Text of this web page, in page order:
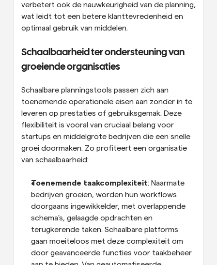
verbetert ook de nauwkeurigheid van de planning,
wat leidt tot een betere klanttevredenheid en
optimaal gebruik van middelen.
Schaalbaarheid ter ondersteuning van
groeiende organisaties
Schaalbare planningstools passen zich aan
toenemende operationele eisen aan zonder in te
leveren op prestaties of gebruiksgemak. Deze
flexibiliteit is vooral van cruciaal belang voor
startups en middelgrote bedrijven die een snelle
groei doormaken. Zo profiteert een organisatie
van schaalbaarheid:
Toenemende taakcomplexiteit: Naarmate
bedrijven groeien, worden hun workflows
doorgaans ingewikkelder, met overlappende
schema's, gelaagde opdrachten en
terugkerende taken. Schaalbare platforms
gaan moeiteloos met deze complexiteit om
door geavanceerde functies voor taakbeheer